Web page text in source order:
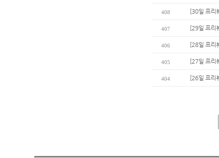
408 [30일 프리
407 [29일 프리
406 [28일 프리
405 [27일 프리
404 [26일 프리